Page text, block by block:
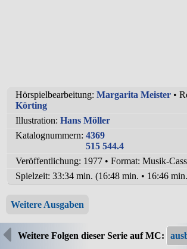
Hörspielbearbeitung: Margarita Meister •
Körting
Illustration: Hans Möller
Katalognummern: 4369
515 544.4
Veröffentlichung: 1977 • Format: Musik-
Spielzeit: 33:34 min. (16:48 min. • 16:46
Weitere Ausgaben
Weitere Folgen dieser Serie auf MC: